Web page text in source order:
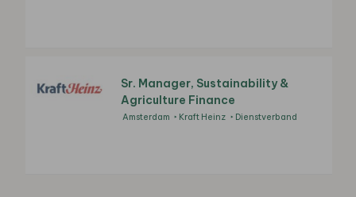
Sr. Manager, Sustainability &
Agriculture Finance
Amsterdam Kraft Heinz Dienstverband